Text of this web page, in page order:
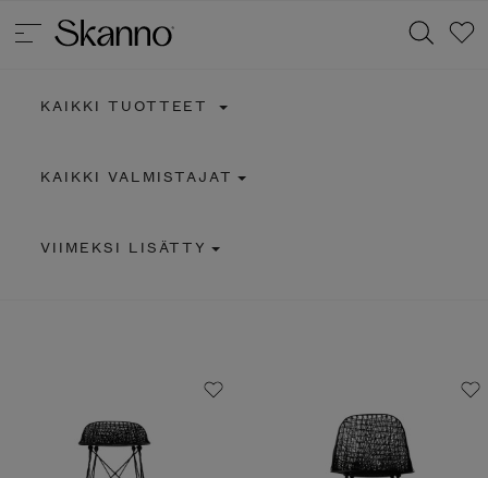
KAIKKI TUOTTEET
KAIKKI VALMISTAJAT
VIIMEKSI LISÄTTY